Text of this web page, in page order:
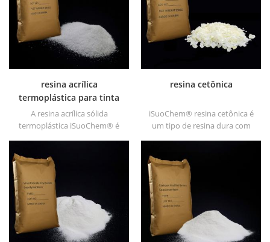
resina acrílica
termoplástica para tinta
A resina acrílica sólida
termoplástica iSuoChem® é
tintas plásticas, tintas
plásticas, etc
resina cetônica
iSuoChem® resina cetônica é
um tipo de resina dura com
e é solúvel em qualquer
solvente usado na indústria
de revestimento, exceto o
alcano graxo e a água.